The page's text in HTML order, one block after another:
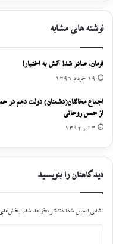
نوشته های مشابه
فرمان، صادر شد! آتش به اختیار!
19 خرداد 1396
اجماع مخالفان(دشمنان) دولت دهم در
از حسن روحانی
3 تیر 1392
دیدگاهتان را بنویسید
نشانی ایمیل شما منتشر نخواهد شد. بخش‌های